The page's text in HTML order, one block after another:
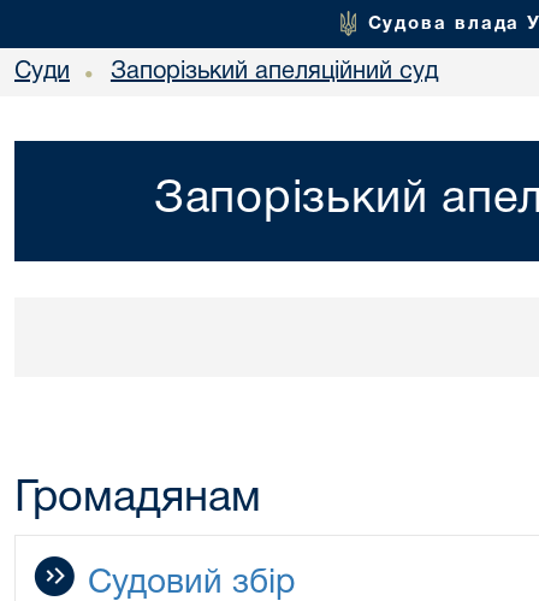
Судова влада
Суди • Запорізький апеляційний суд
Запорізький
Громадянам
Судовий збір